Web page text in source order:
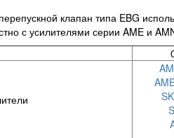
клапан типа EBG
с усилителями серии AME и